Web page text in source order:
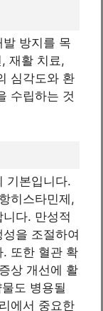
방지를 목
재활 치료,
심각도와 환
수립하는 것
기본입니다.
히스타민제,
다. 만성적
을 조절하여
. 또한 혈관 확
상 개선에 활
도 병용될
에서 중요한